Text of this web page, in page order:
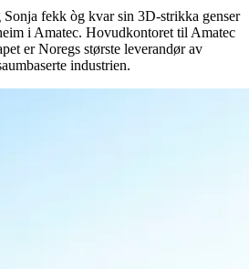
fekk òg kvar sin 3D-strikka genser
i Amatec. Hovudkontoret til Amatec
er Noregs største leverandør av
industrien.